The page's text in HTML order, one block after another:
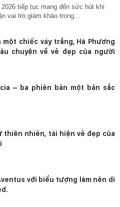
tiếp tục mang đến sức hút khi
vai trò giám khảo trong...
một chiếc váy trắng, Hà Phương
chuyện về vẻ đẹp của người
– ba phiên bản một bản sắc
thiên nhiên, tái hiện vẻ đẹp của
với biểu tượng làm nên di